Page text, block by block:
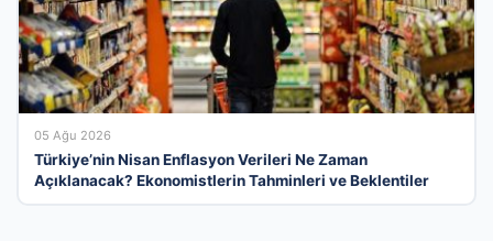
05 Ağu 2026
Türkiye’nin Nisan Enflasyon Verileri Ne Zaman
Açıklanacak? Ekonomistlerin Tahminleri ve Beklentiler